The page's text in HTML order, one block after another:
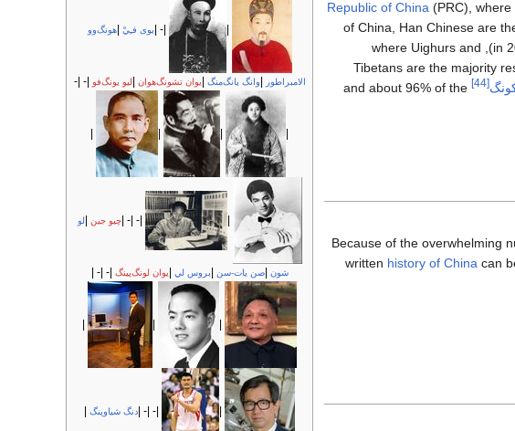
|
|- |يوى فـِيْ |هونگ‌وو
الامبراطور |وانگ يانگ‌منگ |يوان تشونگ‌هوان |ليو يونگ‌فو |- |-
|
|
|
|
|
|- |- |چيو جين |لو
شون |صن يات-سن |بروس لي |يوان لونگ‌پينگ |- |- |
|
|
|
|
|- |- |دنگ شياوپنگ |
Republic of China (PRC),
of China, Han Chinese are
(8% in 2014), where Uighurs and
Tibetans are the majority
[44]
and about 96% of the
Because of the overwhelming
written history of China can